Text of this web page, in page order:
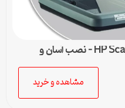
دانلود درایور اسکنر HP Scanjet G3010 – نصب آسان و
مشاهده و خرید